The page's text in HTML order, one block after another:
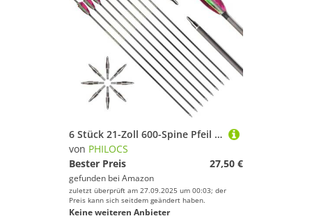
6 Stück 21-Zoll 600-Spine Pfeil Abnehmbare Pfeilspitzen Übungspfeil Jagdpfeil Truthahnfedern Pfeilfedern Carbonpfeile Bogenpfeile für Langbogen Recurvebogen Compoundbogen Bogenschießen Violett A6
von PHILOCS
Bester Preis
27,50 €
gefunden bei Amazon
zuletzt überprüft am 27.09.2025 um 00:03; der
Preis kann sich seitdem geändert haben.
Keine weiteren Anbieter